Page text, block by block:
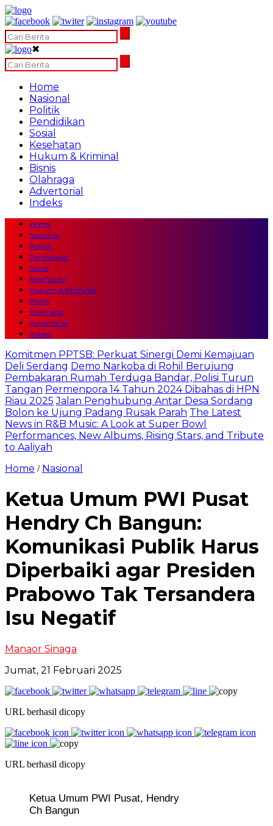
✖
Home
Nasional
Politik
Pendidikan
Sosial
Kesehatan
Hukum & Kriminal
Bisnis
Olahraga
Advertorial
Indeks
Home
Nasional
Politik
Pendidikan
Sosial
Kesehatan
Hukum & Kriminal
Bisnis
Olahraga
Advertorial
Indeks
Komitmen PPTSB: Perkuat Sinergi Demi Kemajuan
Deli Serdang Demo Narkoba di Rohil Berujung
Pembakaran Rumah Terduga Bandar, Polisi Turun
Tangan Permenpora 14 Tahun 2024 Dibahas di HPN
Riau 2025 Jalan Penghubung Antar Desa Sordang
Bolon ke Ujung Padang Rusak Parah The Latest
News in R&B Music: A Look at Super Bowl
Performances, New Albums, Rising Stars, and Tribute
to Aaliyah
Home / Nasional
Ketua Umum PWI Pusat
Hendry Ch Bangun:
Komunikasi Publik Harus
Diperbaiki agar Presiden
Prabowo Tak Tersandera
Isu Negatif
Manaor Sinaga
Jumat, 21 Februari 2025
URL berhasil dicopy
URL berhasil dicopy
Ketua Umum PWI Pusat, Hendry
Ch Bangun